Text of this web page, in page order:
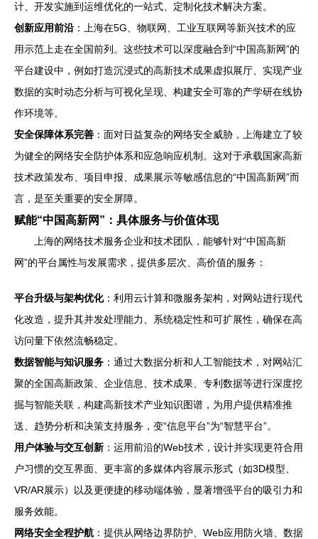
计、开发实施到运维优化的一站式、定制化技术解决方案。
创新应用前沿：上海在5G、物联网、工业互联网等新兴技术的应
用示范上走在全国前列。这些技术可以深度融合到“中国高新网”的
平台建设中，例如打造沉浸式的高新技术成果虚拟展厅、实现产业
数据的实时动态分析与可视化呈现、构建安全可靠的产学研在线协
作环境等。
安全保障体系完善 ：面对日益复杂的网络安全威胁，上海建立了较
为健全的网络安全防护体系和应急响应机制。这对于承载国家高新
技术政策发布、项目申报、成果展示等敏感信息的“中国高新网”而
言，是至关重要的安全屏障。
赋能“中国高新网”：具体服务与价值体现
上海的网络技术服务企业和技术团队，能够针对“中国高新
网”的平台属性与发展需求，提供多层次、高价值的服务：
平台升级与架构优化：利用云计算和微服务架构，对网站进行现代
化改造，提升其并发处理能力、系统稳定性和可扩展性，确保在高
访问量下依然流畅稳定。
数据智能与知识服务 ：通过大数据分析和人工智能技术，对网站汇
聚的全国高新政策、企业信息、技术成果、专利数据等进行深度挖
掘与智能关联，构建高新技术产业知识图谱，为用户提供精准推
送、趋势分析和决策支持服务，变“信息平台”为“智慧平台”。
用户体验与交互创新 ：运用前沿的Web技术，设计并实现更符合用
户习惯的交互界面、更丰富的多媒体内容展示形式（如3D模型、
VR/AR展示）以及更便捷的移动端体验，显著增强平台的吸引力和
服务效能。
网络安全全程护航 ：提供从网络边界防护、Web应用防火墙、数据